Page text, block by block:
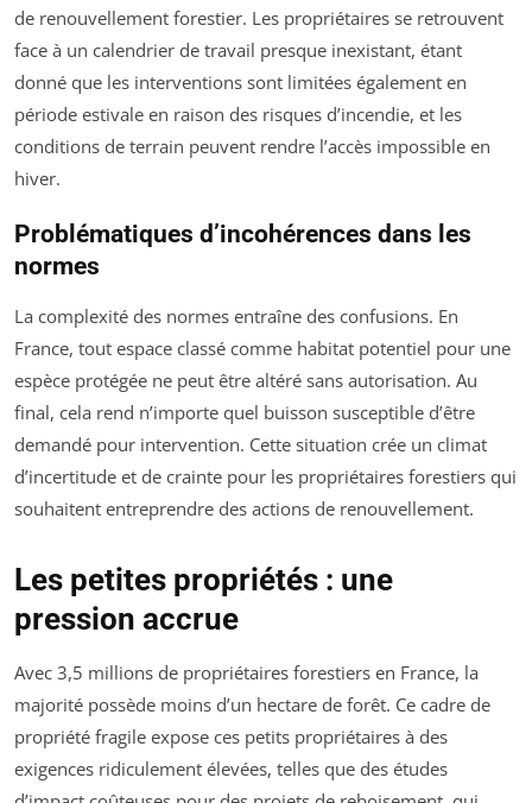
de renouvellement forestier. Les propriétaires se retrouvent
face à un calendrier de travail presque inexistant, étant
donné que les interventions sont limitées également en
période estivale en raison des risques d’incendie, et les
conditions de terrain peuvent rendre l’accès impossible en
hiver.
Problématiques d’incohérences dans les
normes
La complexité des normes entraîne des confusions. En
France, tout espace classé comme habitat potentiel pour une
espèce protégée ne peut être altéré sans autorisation. Au
final, cela rend n’importe quel buisson susceptible d’être
demandé pour intervention. Cette situation crée un climat
d’incertitude et de crainte pour les propriétaires forestiers qui
souhaitent entreprendre des actions de renouvellement.
Les petites propriétés : une
pression accrue
Avec 3,5 millions de propriétaires forestiers en France, la
majorité possède moins d’un hectare de forêt. Ce cadre de
propriété fragile expose ces petits propriétaires à des
exigences ridiculement élevées, telles que des études